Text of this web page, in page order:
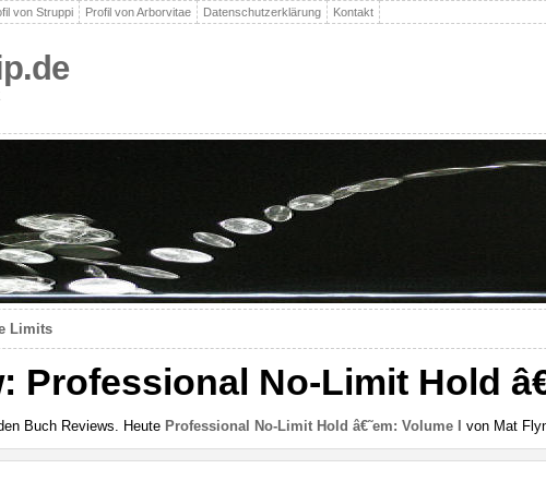
von Struppi Profil von Arborvitae Datenschutzerklärung Kontakt
Limits
Professional No-Limit Hold
Buch Reviews. Heute Professional No-Limit Hold â€˜em: Volume I von Mat